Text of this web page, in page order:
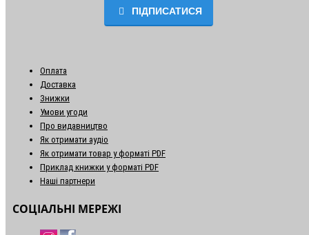
ПІДПИСАТИСЯ
Оплата
Доставка
Знижки
Умови угоди
Про видавництво
Як отримати аудіо
Як отримати товар у форматі PDF
Приклад книжки у форматі PDF
Наші партнери
СОЦІАЛЬНІ МЕРЕЖІ